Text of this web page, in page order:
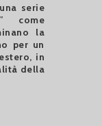
serie
come
la
per un
in
della